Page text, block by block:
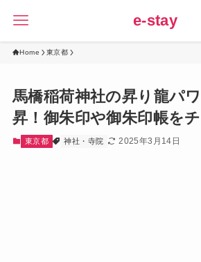
e-stay
Home 東京都
馬橋稲荷神社の昇り龍パ
昇！御朱印や御朱印帳を
東京都 神社・寺院 2025年3月14日